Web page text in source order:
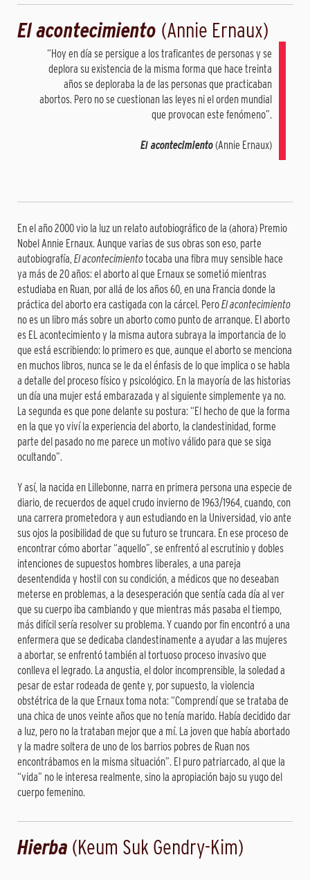
El acontecimiento (Annie Ernaux)
“Hoy en día se persigue a los traficantes de personas y se
deplora su existencia de la misma forma que hace treinta
años se deploraba la de las personas que practicaban
abortos. Pero no se cuestionan las leyes ni el orden mundial
que provocan este fenómeno”.
El acontecimiento(Annie Ernaux)
En el año 2000 vio la luz un relato autobiográfico de la (ahora) Premio
Nobel Annie Ernaux. Aunque varias de sus obras son eso, parte
autobiografía, El acontecimientotocaba una fibra muy sensible hace
ya más de 20 años: el aborto al que Ernaux se sometió mientras
estudiaba en Ruan, por allá de los años 60, en una Francia donde la
práctica del aborto era castigada con la cárcel. PeroEl acontecimiento
no es un libro más sobre un aborto como punto de arranque. El aborto
es EL acontecimiento y la misma autora subraya la importancia de lo
que está escribiendo: lo primero es que, aunque el aborto se menciona
en muchos libros, nunca se le da el énfasis de lo que implica o se habla
a detalle del proceso físico y psicológico. En la mayoría de las historias
un día una mujer está embarazada y al siguiente simplemente ya no.
La segunda es que pone delante su postura: “El hecho de que la forma
en la que yo viví la experiencia del aborto, la clandestinidad, forme
parte del pasado no me parece un motivo válido para que se siga
ocultando”.
Y así, la nacida en Lillebonne, narra en primera persona una especie de
diario, de recuerdos de aquel crudo invierno de 1963/1964, cuando, con
una carrera prometedora y aun estudiando en la Universidad, vio ante
sus ojos la posibilidad de que su futuro se truncara. En ese proceso de
encontrar cómo abortar “aquello”, se enfrentó al escrutinio y dobles
intenciones de supuestos hombres liberales, a una pareja
desentendida y hostil con su condición, a médicos que no deseaban
meterse en problemas, a la desesperación que sentía cada día al ver
que su cuerpo iba cambiando y que mientras más pasaba el tiempo,
más difícil sería resolver su problema. Y cuando por fin encontró a una
enfermera que se dedicaba clandestinamente a ayudar a las mujeres
a abortar, se enfrentó también al tortuoso proceso invasivo que
conlleva el legrado. La angustia, el dolor incomprensible, la soledad a
pesar de estar rodeada de gente y, por supuesto, la violencia
obstétrica de la que Ernaux toma nota: “Comprendí que se trataba de
una chica de unos veinte años que no tenía marido. Había decidido dar
a luz, pero no la trataban mejor que a mí. La joven que había abortado
y la madre soltera de uno de los barrios pobres de Ruan nos
encontrábamos en la misma situación”. El puro patriarcado, al que la
“vida” no le interesa realmente, sino la apropiación bajo su yugo del
cuerpo femenino.
Hierba (Keum Suk Gendry-Kim)